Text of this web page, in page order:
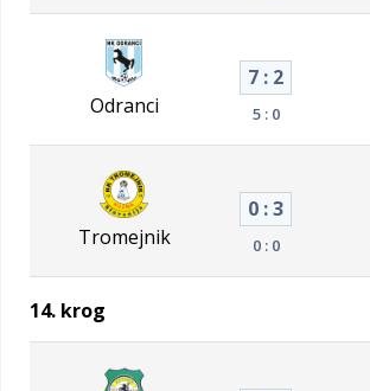
Odranci
7 : 2
5 : 0
Tromejnik
0 : 3
0 : 0
14. krog